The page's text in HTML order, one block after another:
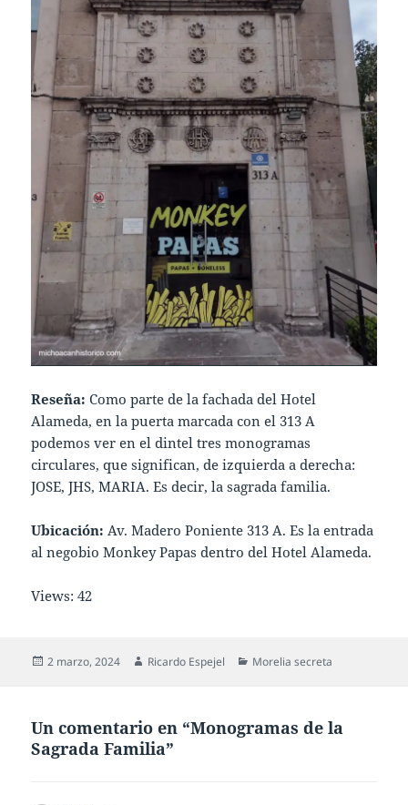
Reseña:Como parte de la fachada del Hotel
Alameda, en la puerta marcada con el 313 A
podemos ver en el dintel tres monogramas
circulares, que significan, de izquierda a derecha:
JOSE, JHS, MARIA. Es decir, la sagrada familia.
Ubicación: Av. Madero Poniente 313 A. Es la entrada
al negobio Monkey Papas dentro del Hotel Alameda.
Views: 42
Publicado
2 marzo, 2024 Autor
Ricardo Espejel Categorías
Morelia secreta
Un comentario en “Monogramas de la
Sagrada Familia”